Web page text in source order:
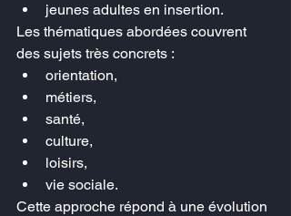
jeunes adultes en insertion.
Les thématiques abordées couvrent
des sujets très concrets :
orientation,
métiers,
santé,
culture,
loisirs,
vie sociale.
Cette approche répond à une évolution